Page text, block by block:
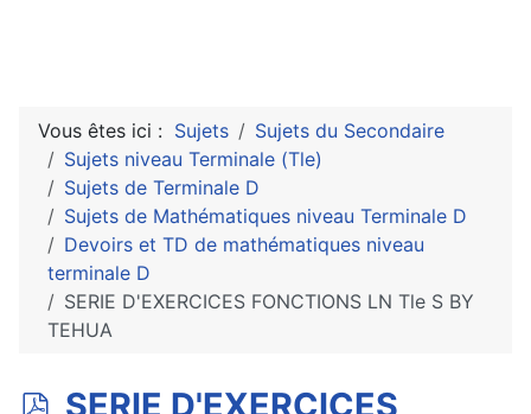
Vous êtes ici : Sujets
Sujets du Secondaire
Sujets niveau Terminale (Tle)
Sujets de Terminale D
Sujets de Mathématiques niveau Terminale D
Devoirs et TD de mathématiques niveau
terminale D
SERIE D'EXERCICES FONCTIONS LN Tle S BY
TEHUA
p
SERIE D'EXERCICES